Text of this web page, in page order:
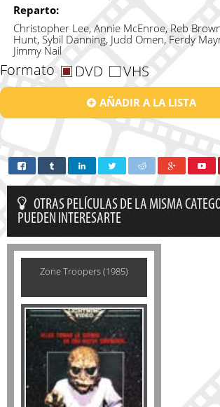
Reparto:
Christopher Lee, Annie McEnroe, Reb
Hunt, Sybil Danning, Judd Omen, Ferdy
Jimmy Nail
Formato DVD VHS
AÑADIR A LA LISTA
OTRAS PELÍCULAS DE LA MISMA
PUEDEN INTERESARTE
Zone Troopers (1985)